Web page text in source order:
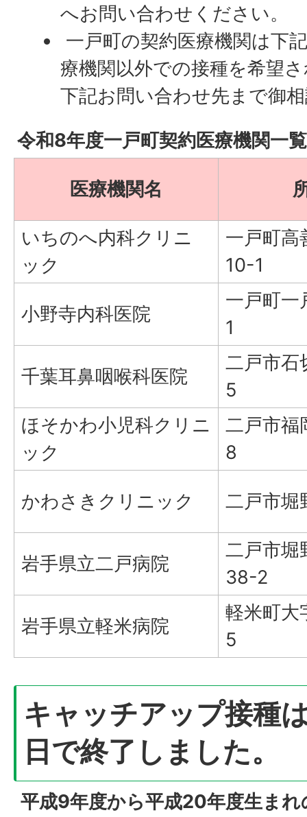
へお問い合わせください。
一戸町の契約医療機関は下
療機関以外での接種を希望
下記お問い合わせ先まで御
令和8年度一戸町契約医療機関一覧
医療機関名
いちのへ内科クリニ
ック
一戸町高
10-1
小野寺内科医院
一戸町
1
千葉耳鼻咽喉科医院
二戸市石
5
ほそかわ小児科クリニ
ック
二戸市福
8
かわさきクリニック 二戸市堀
岩手県立二戸病院
二戸市堀
38-2
岩手県立軽米病院
軽米町
5
キャッチアップ接種
日で終了しました。
平成9年度から平成20年度生ま